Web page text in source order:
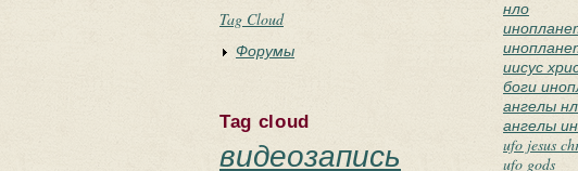
Tag Cloud
Форумы
Tag cloud
видеозапись
нло
иисус
боги
ангелы
ангелы
ufo jesus
ufo gods